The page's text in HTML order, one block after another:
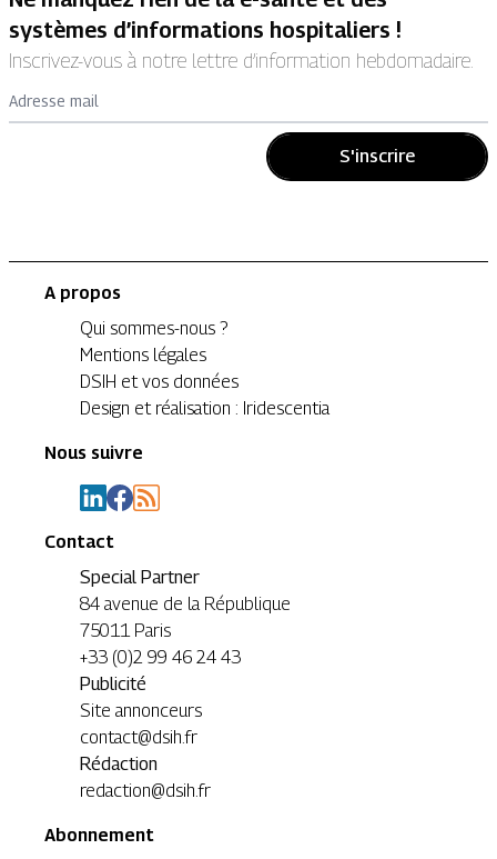
systèmes d’informations hospitaliers !
Inscrivez-vous à notre lettre d’information hebdomadaire.
Adresse mail
S'inscrire
A propos
Qui sommes-nous ?
Mentions légales
DSIH et vos données
Design et réalisation : Iridescentia
Nous suivre
Contact
Special Partner
84 avenue de la République
75011 Paris
+33 (0)2 99 46 24 43
Publicité
Site annonceurs
contact@dsih.fr
Rédaction
redaction@dsih.fr
Abonnement